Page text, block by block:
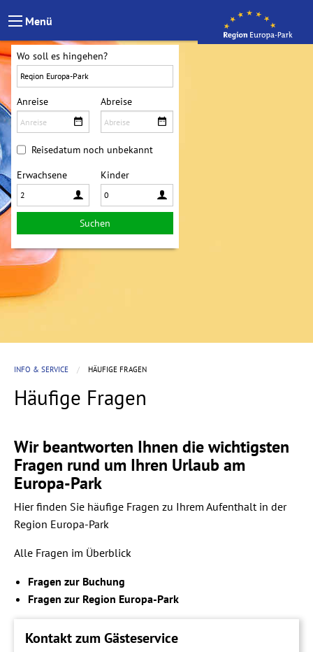
Menü
Wo soll es hingehen?
Anreise Abreise
Reisedatum noch unbekannt
Erwachsene Kinder
Suchen
INFO & SERVICE HÄUFIGE FRAGEN
Häufige Fragen
Wir beantworten Ihnen die wichtigsten
Fragen rund um Ihren Urlaub am
Europa-Park
Hier finden Sie häufige Fragen zu Ihrem Aufenthalt in der
Region Europa-Park
Alle Fragen im Überblick
Fragen zur Buchung
Fragen zur Region Europa-Park
Kontakt zum Gästeservice